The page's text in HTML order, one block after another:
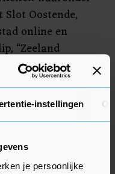
instellingen
je persoonlijke
Slot Oostende,
online en
“Zeeland
van
sinds de
dan 50.000